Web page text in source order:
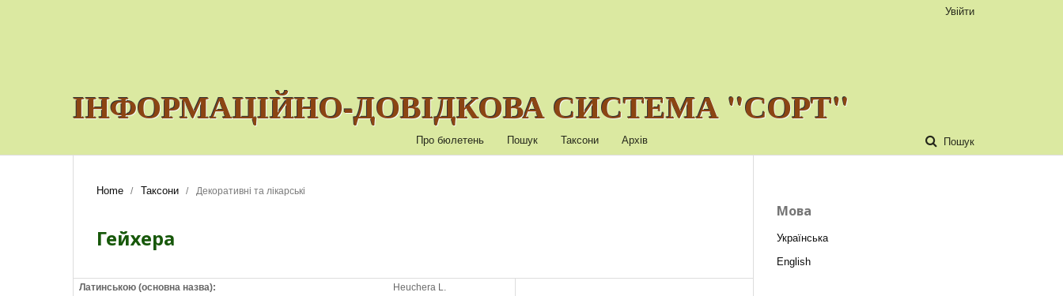
ІНФОРМАЦІЙНО-ДОВІДКОВА СИСТЕМА "СОРТ"
Про бюлетень Пошук Таксони Архів Пошук
Увійти
Home / Таксони / Декоративні та лікарські
Гейхера
Латинською (основна назва):
Heuchera L.
Мова
Українська
English